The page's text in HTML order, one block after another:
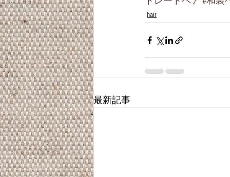
hair
最新記事